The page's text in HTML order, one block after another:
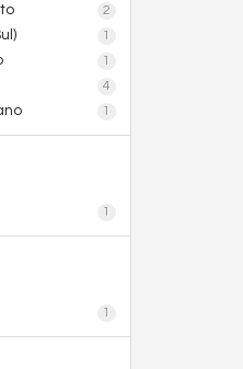
2
1
1
4
1
1
1